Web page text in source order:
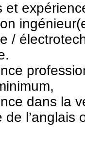
et
/
dans la
de l’anglais